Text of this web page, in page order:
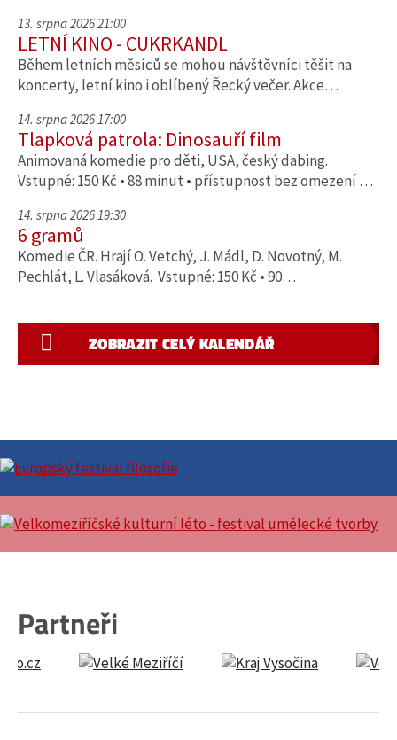
13. srpna 2026 21:00
LETNÍ KINO - CUKRKANDL
Během letních měsíců se mohou návštěvníci těšit na
koncerty, letní kino i oblíbený Řecký večer. Akce…
14. srpna 2026 17:00
Tlapková patrola: Dinosauří film
Animovaná komedie pro děti, USA, český dabing.
Vstupné: 150 Kč • 88 minut • přístupnost bez omezení …
14. srpna 2026 19:30
6 gramů
Komedie ČR. Hrají O. Vetchý, J. Mádl, D. Novotný, M.
Pechlát, L. Vlasáková. Vstupné: 150 Kč • 90…
ZOBRAZIT CELÝ KALENDÁŘ
Partneři